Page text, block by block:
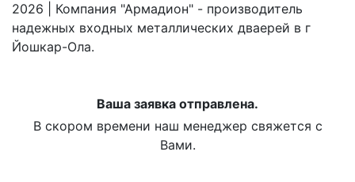
2026 | Компания "Армадион" - производитель
надежных входных металлических дваерей в г
Йошкар-Ола.
Ваша заявка отправлена.
В скором времени наш менеджер свяжется с
Вами.